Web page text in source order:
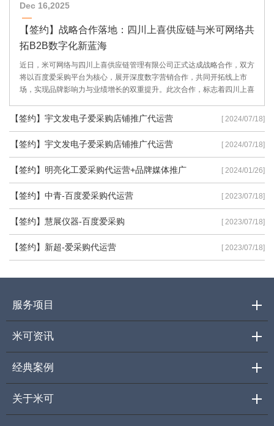
Dec 16,2025
【签约】战略合作落地：四川上喜供应链与米可网络共
拓B2B数字化新蓝海
近日，米可网络与四川上喜供应链管理有限公司正式达成战略合作，双方
将以百度爱采购平台为核心，展开深度数字营销合作，共同开拓线上市
场，实现品牌影响力与业绩增长的双重提升。此次合作，标志着四川上喜
数字营销领域的专业实力。
【签约】宇文发电子爱采购店铺推广代运营 [ 2024/07/18]
【签约】宇文发电子爱采购店铺推广代运营 [ 2024/07/18]
【签约】明亮化工爱采购代运营+品牌媒体推广 [ 2024/01/26]
【签约】中青-百度爱采购代运营 [ 2023/07/18]
【签约】慧展仪器-百度爱采购 [ 2023/07/18]
【签约】新超-爱采购代运营 [ 2023/07/18]
服务项目
米可资讯
经典案例
关于米可